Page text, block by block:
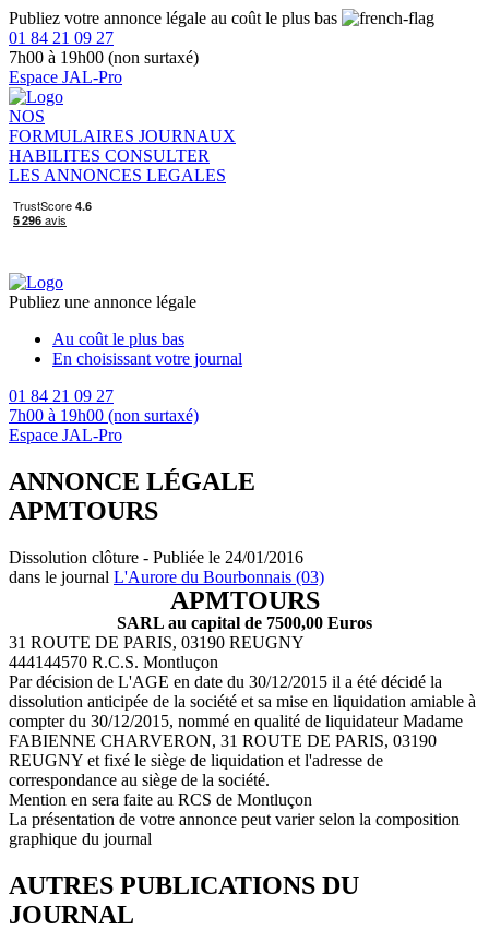
Publiez votre annonce légale au coût le plus bas
01 84 21 09 27
7h00 à 19h00 (non surtaxé)
Espace JAL-Pro
NOS
FORMULAIRES JOURNAUX
HABILITES CONSULTER
LES ANNONCES LEGALES
Publiez une annonce légale
Au coût le plus bas
En choisissant votre journal
01 84 21 09 27
7h00 à 19h00 (non surtaxé)
Espace JAL-Pro
ANNONCE LÉGALE
APMTOURS
Dissolution clôture - Publiée le 24/01/2016
dans le journal L'Aurore du Bourbonnais (03)
APMTOURS
SARL au capital de 7500,00 Euros
31 ROUTE DE PARIS, 03190 REUGNY
444144570 R.C.S. Montluçon
Par décision de L'AGE en date du 30/12/2015 il a été décidé la
dissolution anticipée de la société et sa mise en liquidation amiable à
compter du 30/12/2015, nommé en qualité de liquidateur Madame
FABIENNE CHARVERON, 31 ROUTE DE PARIS, 03190
REUGNY et fixé le siège de liquidation et l'adresse de
correspondance au siège de la société.
Mention en sera faite au RCS de Montluçon
La présentation de votre annonce peut varier selon la composition
graphique du journal
AUTRES PUBLICATIONS DU
JOURNAL